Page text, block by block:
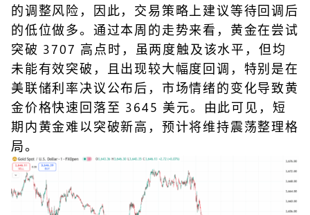
的调整风险，因此，交易策略上建议等待回调后
的低位做多。通过本周的走势来看，黄金在尝试
突破 3707 高点时，虽两度触及该水平，但均
未能有效突破，且出现较大幅度回调，特别是在
美联储利率决议公布后，市场情绪的变化导致黄
金价格快速回落至 3645 美元。由此可见，短
期内黄金难以突破新高，预计将维持震荡整理格
局。